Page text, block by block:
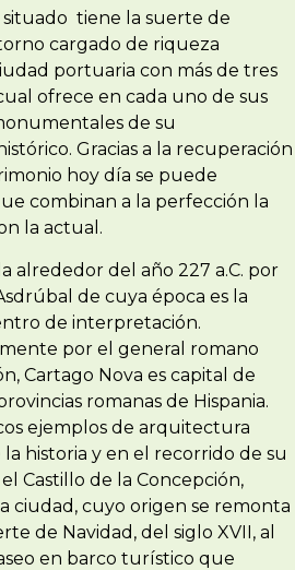
situado tiene la suerte de
cargado de riqueza
portuaria con más de tres
ofrece en cada uno de sus
de su
Gracias a la recuperación
hoy día se puede
combinan a la perfección la
la actual.
alrededor del año 227 a.C. por
de cuya época es la
de interpretación.
por el general romano
Cartago Nova es capital de
romanas de Hispania.
ejemplos de arquitectura
historia y en el recorrido de su
Castillo de la Concepción,
ciudad, cuyo origen se remonta
de Navidad, del siglo XVII, al
en barco turístico que